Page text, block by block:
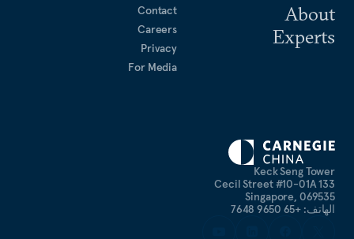
Keck Seng Tower
133 Cecil Street #10-01A
Singapore, 069535
الهاتف: +65 9650 7648
About
Experts
Contact
Careers
Privacy
For Media